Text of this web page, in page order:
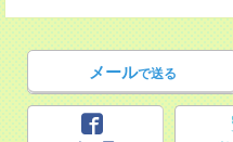
メールで送る